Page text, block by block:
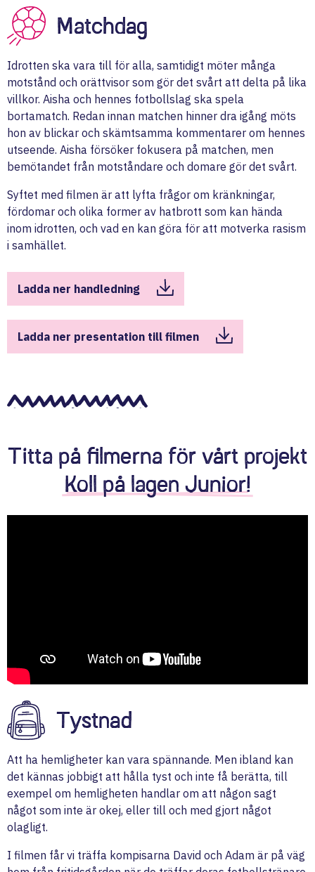
Matchdag
Idrotten ska vara till för alla, samtidigt möter många
motstånd och orättvisor som gör det svårt att delta på lika
villkor. Aisha och hennes fotbollslag ska spela
bortamatch. Redan innan matchen hinner dra igång möts
hon av blickar och skämtsamma kommentarer om hennes
utseende. Aisha försöker fokusera på matchen, men
bemötandet från motståndare och domare gör det svårt.
Syftet med filmen är att lyfta frågor om kränkningar,
fördomar och olika former av hatbrott som kan hända
inom idrotten, och vad en kan göra för att motverka rasism
i samhället.
Ladda ner handledning
Ladda ner presentation till filmen
Titta på filmerna för vårt projekt
Koll på lagen Junior!
Tystnad
Att ha hemligheter kan vara spännande. Men ibland kan
det kännas jobbigt att hålla tyst och inte få berätta, till
exempel om hemligheten handlar om att någon sagt
något som inte är okej, eller till och med gjort något
olagligt.
I filmen får vi träffa kompisarna David och Adam är på väg